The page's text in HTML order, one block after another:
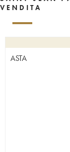
VENDITA
ASTA